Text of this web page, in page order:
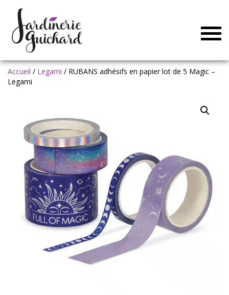
Accueil / Legami / RUBANS adhésifs en papier lot de 5 Magic –
Legami